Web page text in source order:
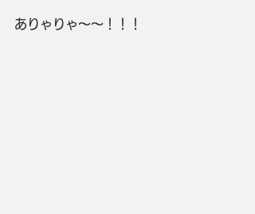
ありゃりゃ～～！！！